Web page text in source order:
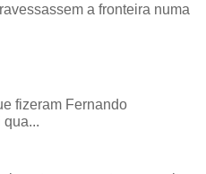
a fronteira numa
fizeram Fernando